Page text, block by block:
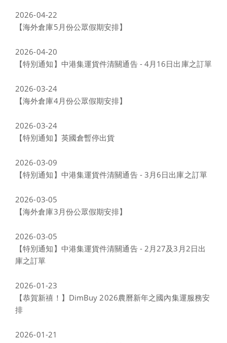
2026-04-22
【海外倉庫5月份公眾假期安排】
2026-04-20
【特別通知】中港集運貨件清關通告 - 4月16日出庫之訂單
2026-03-24
【海外倉庫4月份公眾假期安排】
2026-03-24
【特別通知】英國倉暫停出貨
2026-03-09
【特別通知】中港集運貨件清關通告 - 3月6日出庫之訂單
2026-03-05
【海外倉庫3月份公眾假期安排】
2026-03-05
【特別通知】中港集運貨件清關通告 - 2月27及3月2日出
庫之訂單
2026-01-23
【恭賀新禧！】DimBuy 2026農曆新年之國內集運服務安
排
2026-01-21